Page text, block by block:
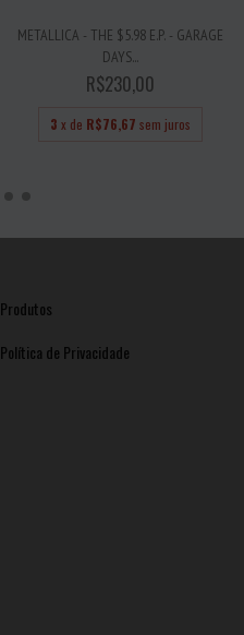
METALLICA - THE $5.98 E.P. - GARAGE
DAYS...
R$230,00
3 x de R$76,67 sem juros
Produtos
Política de Privacidade